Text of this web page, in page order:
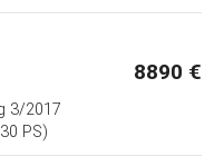
8890 €
3/2017
PS)